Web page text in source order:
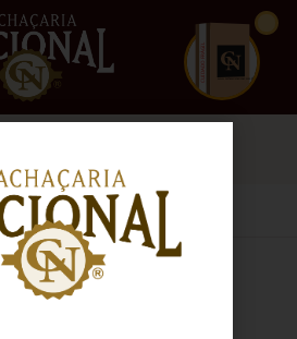
www.cachacarianacional.com.br
CUIDADO FRÁGIL